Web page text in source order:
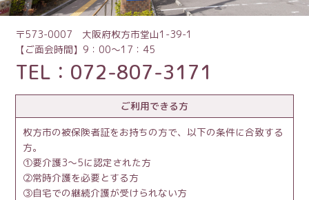
〒573-0007 大阪府枚方市堂山1-39-1
【ご面会時間】9：00～17：45
TEL：072-807-3171
ご利用できる方
枚方市の被保険者証をお持ちの方で、以下の条件に合致する
方。
要介護3～5に認定された方
常時介護を必要とする方
自宅での継続介護が受けられない方